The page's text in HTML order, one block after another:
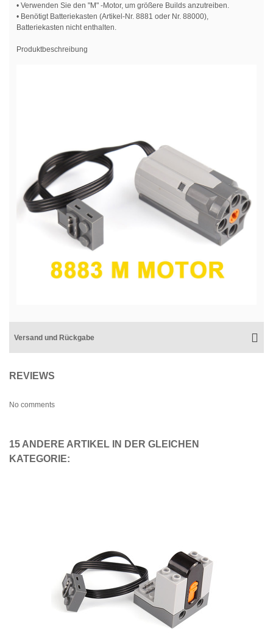
• Verwenden Sie den "M" -Motor, um größere Builds anzutreiben.
• Benötigt Batteriekasten (Artikel-Nr. 8881 oder Nr. 88000),
Batteriekasten nicht enthalten.
Produktbeschreibung
Versand und Rückgabe
REVIEWS
No comments
15 ANDERE ARTIKEL IN DER GLEICHEN
KATEGORIE: